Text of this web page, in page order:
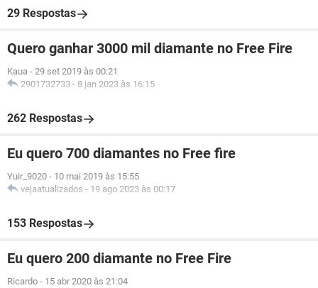
29 Respostas
Quero ganhar 3000 mil diamante no Free Fire
Kaua - 29 set 2019 às 00:21
2901732733 - 8 jan 2023 às 16:15
262 Respostas
Eu quero 700 diamantes no Free fire
Yuir_9020 - 10 mai 2019 às 15:55
vejaatualizados - 19 ago 2023 às 00:17
153 Respostas
Eu quero 200 diamante no Free Fire
Ricardo - 15 abr 2020 às 21:04